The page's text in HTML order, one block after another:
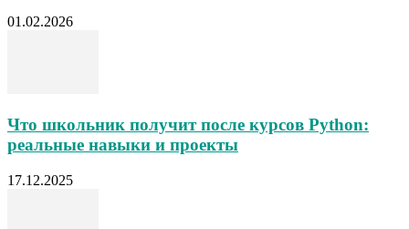
01.02.2026
Что школьник получит после курсов Python:
реальные навыки и проекты
17.12.2025